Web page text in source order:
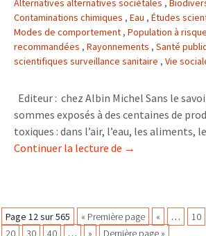
Alternatives alternatives sociétales ,
Contaminations chimiques , Eau , Études
Modes de comportement , Population à risque
recommandées , Rayonnements , Santé
scientifiques surveillance sanitaire , Vie
Editeur : chez Albin Michel Sans le
sommes exposés à des centaines de
toxiques : dans l’air, l’eau, les aliments,
Continuer la lecture de Anti
livre
de
→
Page 12 sur 565 « Première page « … 10
20
30 40 … » Dernière page »